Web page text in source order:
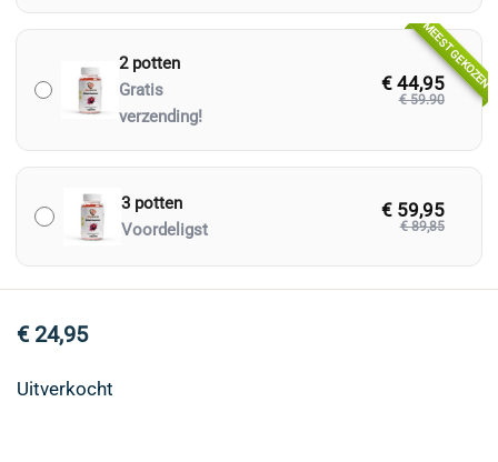
MEEST GEKOZEN
2 potten
Gratis
verzending!
€ 59.90
€ 44,95
3 potten
Voordeligst
€ 89,85
€ 59,95
€ 24,95
Uitverkocht